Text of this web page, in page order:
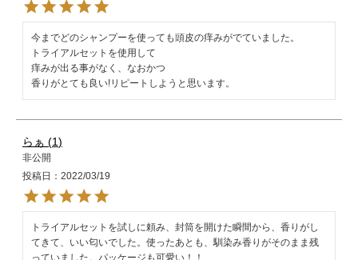
今までどのシャンプーを使っても頭皮の痒みがでていました。
トライアルセットを使用して
痒みが出る事がなく、なおかつ
香りがとても良い!リピートしようと思います。
らぁ 1
非公開
投稿日
2022/03/19
トライアルセットを試しに頼み、封筒を開けた瞬間から、香りがし
てきて、いい匂いでした。使ったあとも、馴染み香りがそのまま残
っていました。パッケージも可愛い！！